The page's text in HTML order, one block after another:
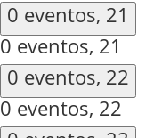
0 eventos, 21
0 eventos, 21
0 eventos, 22
0 eventos, 22